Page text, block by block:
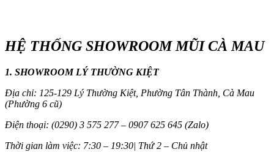
HỆ THỐNG SHOWROOM MŨI CÀ MAU
1. SHOWROOM LÝ THƯỜNG KIỆT
Địa chỉ: 125-129 Lý Thường Kiệt, Phường Tân Thành, Cà Mau
(Phường 6 cũ)
Điện thoại: (0290) 3 575 277 – 0907 625 645 (Zalo)
Thời gian làm việc: 7:30 – 19:30| Thứ 2 – Chủ nhật